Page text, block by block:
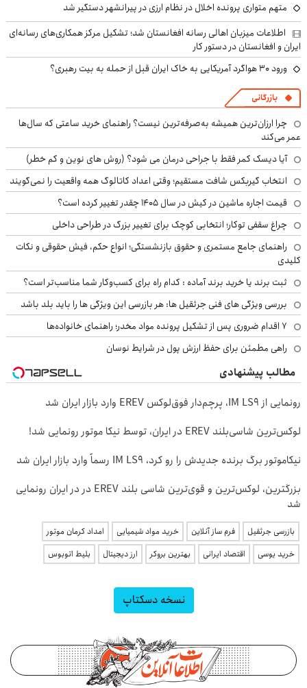
متهم متواری پرونده اخلال در نظام ارزی در پیرانشهر دستگیر شد
اطلاعات میزبان اهالی رسانه افغانستان شد؛ تشکیل مرکز همکاری‌های رسانه‌ای
ایران و افغانستان در دستور کار
ورود ۳۰ هواگرد آمریکایی به خاک ایران قبل از حمله به بیت رهبری؟
بازرگانی
چرا ارزان‌ترین همیشه به‌صرفه‌ترین نیست؟ راهنمای خرید ساعتی که سال‌ها
عمر می‌کند
آیا دیسک کمر فقط با جراحی درمان می شود؟ (روش های نوین و کم خطر)
انتخاب گیربکس شافت مستقیم؛ وقتی اعداد کاتالوگ همه واقعیت را نمی‌گویند
قیمت اجاره ماشین در کیش در سال ۱۴۰۵ چقدر تغییر کرده است؟
چراغ سقفی توکار؛ انتخابی کوچک برای تغییر بزرگ در طراحی داخلی
راهنمای جامع مستمری و حقوق بازنشستگی؛ انواع حکم، فیش حقوقی و نکات
کلیدی
ثبت برند یا خرید برند آماده : کدام راه برای کسب‌وکار شما مناسب‌تر است؟
بررسی ویژگی های فنی جرثقیل ها: هر بازرسی این ویژگی ها را باید بلد باشد
۷ اقدام ضروری پس از تشکیل پرونده مواد مخدر؛ راهنمای خانواده‌ها
راهی مطمئن برای حفظ ارزش پول در شرایط نوسان
مطالب پیشنهادی
رونمایی از IM LS9، پرچم‌دار فوق‌لوکس EREV وارد بازار ایران شد
لوکس‌ترین شاسی‌بلند EREV در ایران، توسط نیکا موتور رونمایی شد!
نیکاموتور برگ برنده جدیدش را رو کرد، IM LS9 رسماً وارد بازار ایران شد
بزرگترین، لوکس‌ترین و قوی‌ترین شاسی بلند EREV در در ایران رونمایی
شد
بازرسی جرثقیل فرم ساز آنلاین خرید مواد شیمیایی
امداد کرمان موتور
خرید یوسی
اقتصاد ایرانی بهترین بروکر ارز دیجیتال بلیط اتوبوس
نسخه دسکتاپ